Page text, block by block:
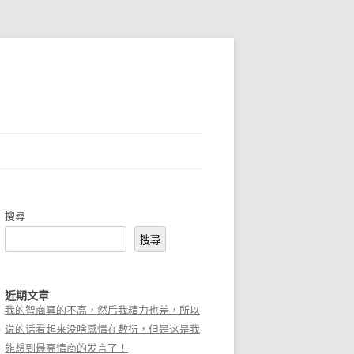
搜尋
搜尋
近期文章
我的智商真的不高，然后我精力也差，所以
说的话看起来没啥感情在敷衍，但是这是我
能想到最高情商的发言了！